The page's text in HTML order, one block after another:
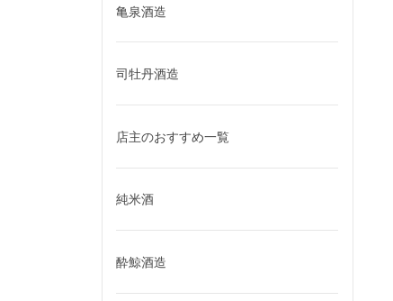
亀泉酒造
司牡丹酒造
店主のおすすめ一覧
純米酒
酔鯨酒造